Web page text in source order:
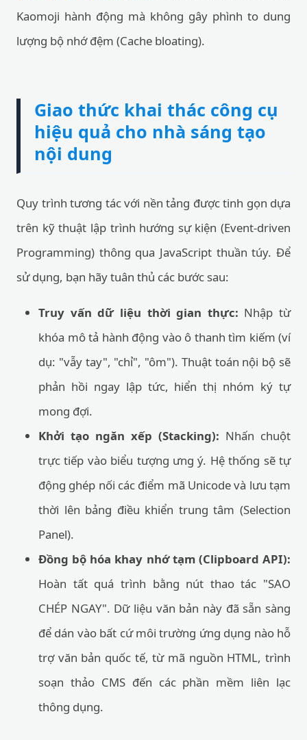
Kaomoji hành động mà không gây phình to dung
lượng bộ nhớ đệm (Cache bloating).
Giao thức khai thác công cụ
hiệu quả cho nhà sáng tạo
nội dung
Quy trình tương tác với nền tảng được tinh gọn dựa
trên kỹ thuật lập trình hướng sự kiện (Event-driven
Programming) thông qua JavaScript thuần túy. Để
sử dụng, bạn hãy tuân thủ các bước sau:
Truy vấn dữ liệu thời gian thực: Nhập từ
khóa mô tả hành động vào ô thanh tìm kiếm (ví
dụ: "vẫy tay", "chỉ", "ôm"). Thuật toán nội bộ sẽ
phản hồi ngay lập tức, hiển thị nhóm ký tự
mong đợi.
Khởi tạo ngăn xếp (Stacking): Nhấn chuột
trực tiếp vào biểu tượng ưng ý. Hệ thống sẽ tự
động ghép nối các điểm mã Unicode và lưu tạm
thời lên bảng điều khiển trung tâm (Selection
Panel).
Đồng bộ hóa khay nhớ tạm (Clipboard API):
Hoàn tất quá trình bằng nút thao tác "SAO
CHÉP NGAY". Dữ liệu văn bản này đã sẵn sàng
để dán vào bất cứ môi trường ứng dụng nào hỗ
trợ văn bản quốc tế, từ mã nguồn HTML, trình
soạn thảo CMS đến các phần mềm liên lạc
thông dụng.